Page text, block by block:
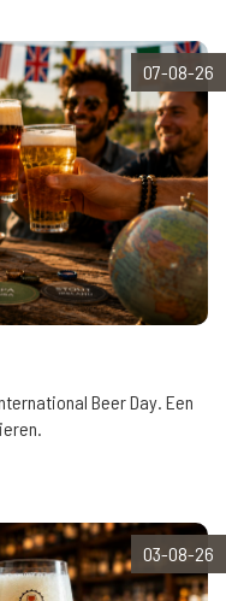
07-08-26
Beer Day. Een
03-08-26